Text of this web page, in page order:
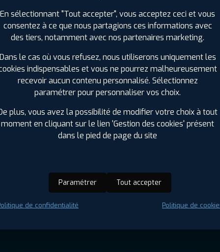
Gignac (34)
Grabels (34)
Juvignac (34)
Le Crès (34)
Pignan (34)
Pérols (34)
Saint-Clément-de-Rivière (34)
Saint-Gély-du-Fesc (34)
PROFIL PLUS DANS LES
TARN (81)
+ D'INFOS
adherent Offres d'emploi
En sélectionnant "Tout accepter", vous acceptez ceci et vous
consentez à ce que nous partagions ces informations avec
des tiers, notamment avec nos partenaires marketing.
le cas où vous refusez, nous utiliserons uniquement les
indispensables et vous ne pourrez malheureusement
recevoir aucun contenu personnalisé. Sélectionnez
paramétrer pour personnaliser vos choix.
plus, vous avez la possibilité de modifier votre choix à tout
moment en cliquant sur le lien 'Gestion des cookies' présent
dans le pied de page du site
Paramétrer Tout accepter
de confidentialité Politique de